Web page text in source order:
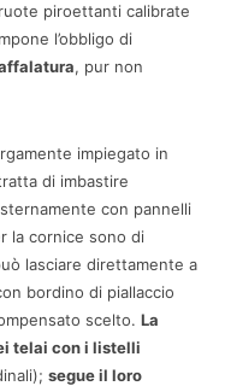
piroettanti calibrate
l’obbligo di
, pur non
impiegato in
di imbastire
con pannelli
la cornice sono di
lasciare direttamente a
bordino di piallaccio
scelto. La
telai con i listelli
segue il loro